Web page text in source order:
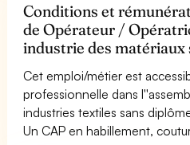
Conditions et
de Opérateur /
industrie des matériaux
Cet emploi/métier est
professionnelle dans
industries textiles sans
Un CAP en habillement,